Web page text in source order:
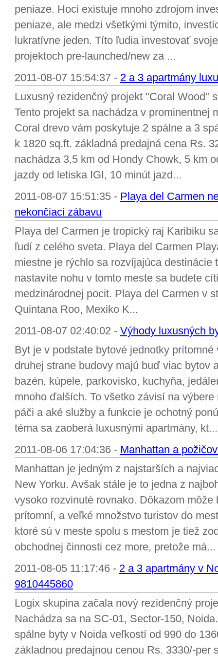
peniaze. Hoci existuje mnoho zdrojom
peniaze, ale medzi všetkými týmito,
lukratívne jeden. Títo ľudia investovať
projektoch pre-launched/new za ...
2011-08-07 15:54:37 - 2 a 3 apartmány
Luxusný rezidenčný projekt "Coral Wood"
Tento projekt sa nachádza v prominentnej
Coral drevo vám poskytuje 2 spálne a 3
k 1820 sq.ft. základná predajná cena Rs.
nachádza 3,5 km od Hondy Chowk, 5 km
jazdy od letiska IGI, 10 minút jazd...
2011-08-07 15:51:35 - Playa del Carmen
nekončiaci zábavu
Playa del Carmen je tropický raj Karibiku
ľudí z celého sveta. Playa del Carmen
miestne je rýchlo sa rozvíjajúca destinácie
nastavíte nohu v tomto meste sa budete
medzinárodnej pocit. Playa del Carmen v
Quintana Roo, Mexiko K...
2011-08-07 02:40:02 - Výhody luxusných
Byt je v podstate bytové jednotky
druhej strane budovy majú buď viac bytov
bazén, kúpele, parkovisko, kuchyňa,
mnoho ďalších. To všetko závisí na
páči a aké služby a funkcie je ochotný
téma sa zaoberá luxusnými apartmány, kt...
2011-08-06 17:04:36 - Manhattan a
Manhattan je jedným z najstarších a
New Yorku. Avšak stále je to jedna z
vysoko rozvinuté rovnako. Dôkazom
prítomní, a veľké množstvo turistov do
ktoré sú v meste spolu s mestom je tiež
obchodnej činnosti cez more, pretože má...
2011-08-05 11:17:46 - 2 a 3 apartmány v
9810445860
Logix skupina začala nový rezidenčný
Nachádza sa na SC-01, Sector-150,
spálne byty v Noida veľkostí od 990 do
základnou predajnou cenou Rs. 3330/-per